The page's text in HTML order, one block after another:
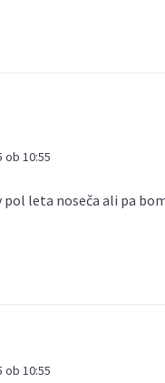
ob 10:55
pol leta noseča ali pa
ob 10:55